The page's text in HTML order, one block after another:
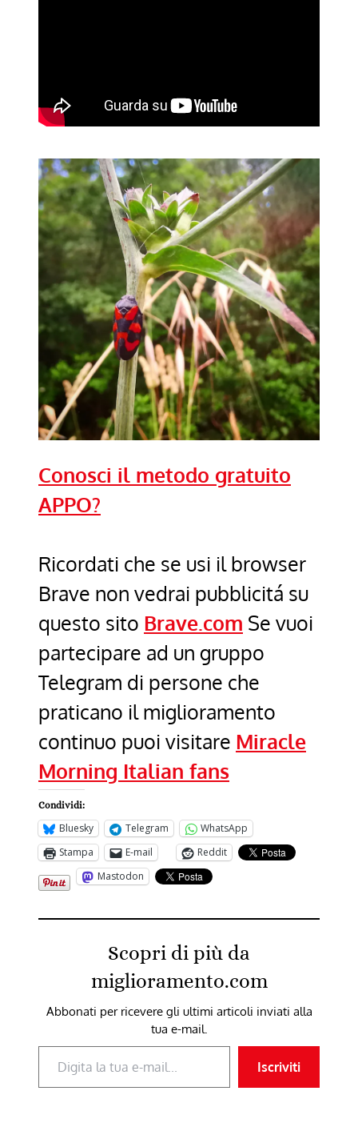
Conosci il metodo gratuito
APPO?
Ricordati che se usi il browser
Brave non vedrai pubblicitá su
questo sito Brave.com Se vuoi
partecipare ad un gruppo
Telegram di persone che
praticano il miglioramento
continuo puoi visitare Miracle
Morning Italian fans
Condividi:
Bluesky Telegram
WhatsApp
Stampa
E-mail
Reddit
Mastodon
Scopri di più da
miglioramento.com
Abbonati per ricevere gli ultimi articoli inviati alla
tua e-mail.
Digita la tua e-mail...
Iscriviti